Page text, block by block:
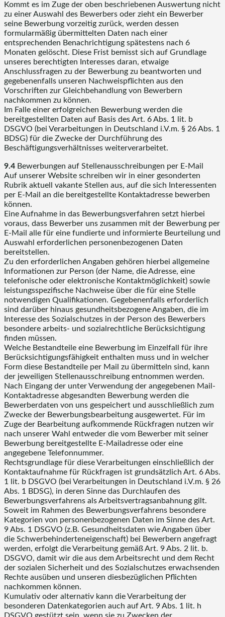
Kommt es im Zuge der oben beschriebenen Auswertung nicht
zu einer Auswahl des Bewerbers oder zieht ein Bewerber
seine Bewerbung vorzeitig zurück, werden dessen
formularmäßig übermittelten Daten nach einer
entsprechenden Benachrichtigung spätestens nach 6
Monaten gelöscht. Diese Frist bemisst sich auf Grundlage
unseres berechtigten Interesses daran, etwaige
Anschlussfragen zu der Bewerbung zu beantworten und
gegebenenfalls unseren Nachweispflichten aus den
Vorschriften zur Gleichbehandlung von Bewerbern
nachkommen zu können.
Im Falle einer erfolgreichen Bewerbung werden die
bereitgestellten Daten auf Basis des Art. 6 Abs. 1 lit. b
DSGVO (bei Verarbeitungen in Deutschland i.V.m. § 26 Abs. 1
BDSG) für die Zwecke der Durchführung des
Beschäftigungsverhältnisses weiterverarbeitet.
9.4 Bewerbungen auf Stellenausschreibungen per E-Mail
Auf unserer Website schreiben wir in einer gesonderten
Rubrik aktuell vakante Stellen aus, auf die sich Interessenten
per E-Mail an die bereitgestellte Kontaktadresse bewerben
können.
Eine Aufnahme in das Bewerbungsverfahren setzt hierbei
voraus, dass Bewerber uns zusammen mit der Bewerbung per
E-Mail alle für eine fundierte und informierte Beurteilung und
Auswahl erforderlichen personenbezogenen Daten
bereitstellen.
Zu den erforderlichen Angaben gehören hierbei allgemeine
Informationen zur Person (der Name, die Adresse, eine
telefonische oder elektronische Kontaktmöglichkeit) sowie
leistungsspezifische Nachweise über die für eine Stelle
notwendigen Qualifikationen. Gegebenenfalls erforderlich
sind darüber hinaus gesundheitsbezogene Angaben, die im
Interesse des Sozialschutzes in der Person des Bewerbers
besondere arbeits- und sozialrechtliche Berücksichtigung
finden müssen.
Welche Bestandteile eine Bewerbung im Einzelfall für ihre
Berücksichtigungsfähigkeit enthalten muss und in welcher
Form diese Bestandteile per Mail zu übermitteln sind, kann
der jeweiligen Stellenausschreibung entnommen werden.
Nach Eingang der unter Verwendung der angegebenen Mail-
Kontaktadresse abgesandten Bewerbung werden die
Bewerberdaten von uns gespeichert und ausschließlich zum
Zwecke der Bewerbungsbearbeitung ausgewertet. Für im
Zuge der Bearbeitung aufkommende Rückfragen nutzen wir
nach unserer Wahl entweder die vom Bewerber mit seiner
Bewerbung bereitgestellte E-Mailadresse oder eine
angegebene Telefonnummer.
Rechtsgrundlage für diese Verarbeitungen einschließlich der
Kontaktaufnahme für Rückfragen ist grundsätzlich Art. 6 Abs.
1 lit. b DSGVO (bei Verarbeitungen in Deutschland i.V.m. § 26
Abs. 1 BDSG), in deren Sinne das Durchlaufen des
Bewerbungsverfahrens als Arbeitsvertragsanbahnung gilt.
Soweit im Rahmen des Bewerbungsverfahrens besondere
Kategorien von personenbezogenen Daten im Sinne des Art.
9 Abs. 1 DSGVO (z.B. Gesundheitsdaten wie Angaben über
die Schwerbehinderteneigenschaft) bei Bewerbern angefragt
werden, erfolgt die Verarbeitung gemäß Art. 9 Abs. 2 lit. b.
DSGVO, damit wir die aus dem Arbeitsrecht und dem Recht
der sozialen Sicherheit und des Sozialschutzes erwachsenden
Rechte ausüben und unseren diesbezüglichen Pflichten
nachkommen können.
Kumulativ oder alternativ kann die Verarbeitung der
besonderen Datenkategorien auch auf Art. 9 Abs. 1 lit. h
DSGVO gestützt sein, wenn sie zu Zwecken der